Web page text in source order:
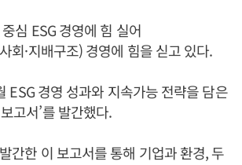
심 ESG 경영에 힘 실어
회·지배구조) 경영에 힘을 싣고 있다.
ESG 경영 성과와 지속가능 전략을 담은
고서’를 발간했다.
간한 이 보고서를 통해 기업과 환경, 두